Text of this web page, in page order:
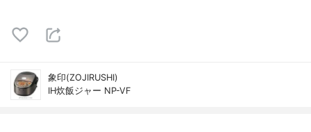
象印(ZOJIRUSHI)
IH炊飯ジャー NP-VF